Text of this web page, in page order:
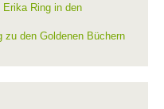
Ring in den
den Goldenen Büchern